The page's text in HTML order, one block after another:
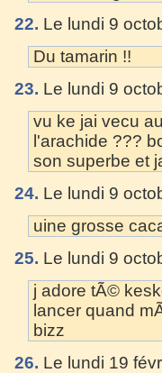
22. Le lundi 9
Du tamarin !!
23. Le lundi 9
vu ke jai vecu
l'arachide ???
son superbe et
24. Le lundi 9
uine grosse
25. Le lundi 9
j adore tÃ©
lancer quand
bizz
26. Le lundi 19